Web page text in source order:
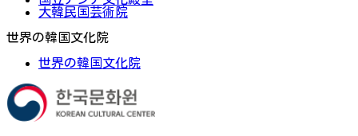
大韓民国芸術院
世界の韓国文化院
世界の韓国文化院